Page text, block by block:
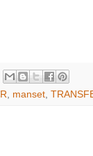
, manset,